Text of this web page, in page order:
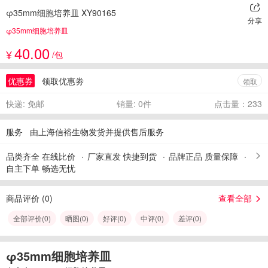
φ35mm细胞培养皿 XY90165
分享
φ35mm细胞培养皿
¥40.00 /包
优惠券 领取优惠劵 领取
快递: 免邮 销量: 0件 点击量：233
服务 由上海信裕生物发货并提供售后服务
品类齐全 在线比价 厂家直发 快捷到货
品牌正品 质量保障
自主下单 畅选无忧
商品评价 (0) 查看全部
全部评价(0) 晒图(0) 好评(0) 中评(0) 差评(0)
φ35mm细胞培养皿